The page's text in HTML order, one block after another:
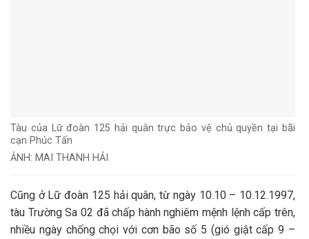
Tàu của Lữ đoàn 125 hải quân trực bảo vệ chủ quyền tại bãi
cạn Phúc Tấn
ẢNH: MAI THANH HẢI
Cũng ở Lữ đoàn 125 hải quân, từ ngày 10.10 – 10.12.1997,
tàu Trường Sa 02 đã chấp hành nghiêm mệnh lệnh cấp trên,
nhiều ngày chống chọi với cơn bão số 5 (gió giật cấp 9 –